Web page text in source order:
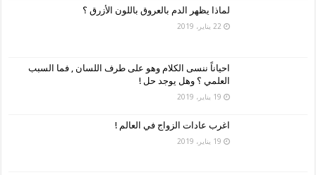
لماذا يظهر الدم بالعروق باللون الأزرق ؟
22 يناير، 2019
احياناً ننسى الكلام وهو على طرف اللسان , فما السبب
العلمي ؟ وهل يوجد حل !
19 يناير، 2019
اغرب عادات الزواج في العالم !
19 يناير، 2019